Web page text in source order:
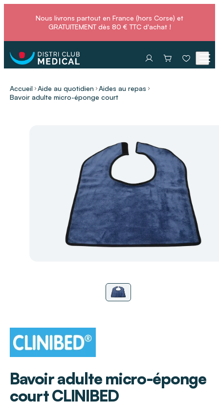
Nous livrons partout en France (hors Corse) et
GRATUITEMENT dès 80 € TTC d'achat !
Accueil Aide au quotidien
Aides au repas
Bavoir adulte micro-éponge court
Bavoir adulte micro-éponge
court CLINIBED